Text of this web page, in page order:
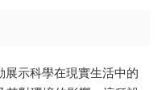
展示科學在現實生活中的